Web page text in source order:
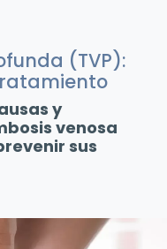
(TVP):
y
venosa
sus